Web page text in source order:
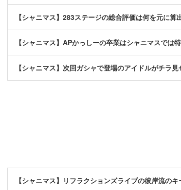
【シャニマス】283ステージの総合評価は何を元に算
【シャニマス】APかっしーの卒業はシャニマスでは
【シャニマス】次回ガシャで登場のアイドルがチラ
【シャニマス】リフラクションズライブの彼岸流の